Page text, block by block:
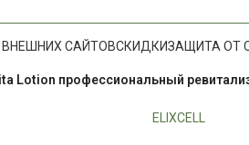
САЙТОВСКИДКИЗАЩИТА ОТ
Lotion профессиональный
ELIXCELL